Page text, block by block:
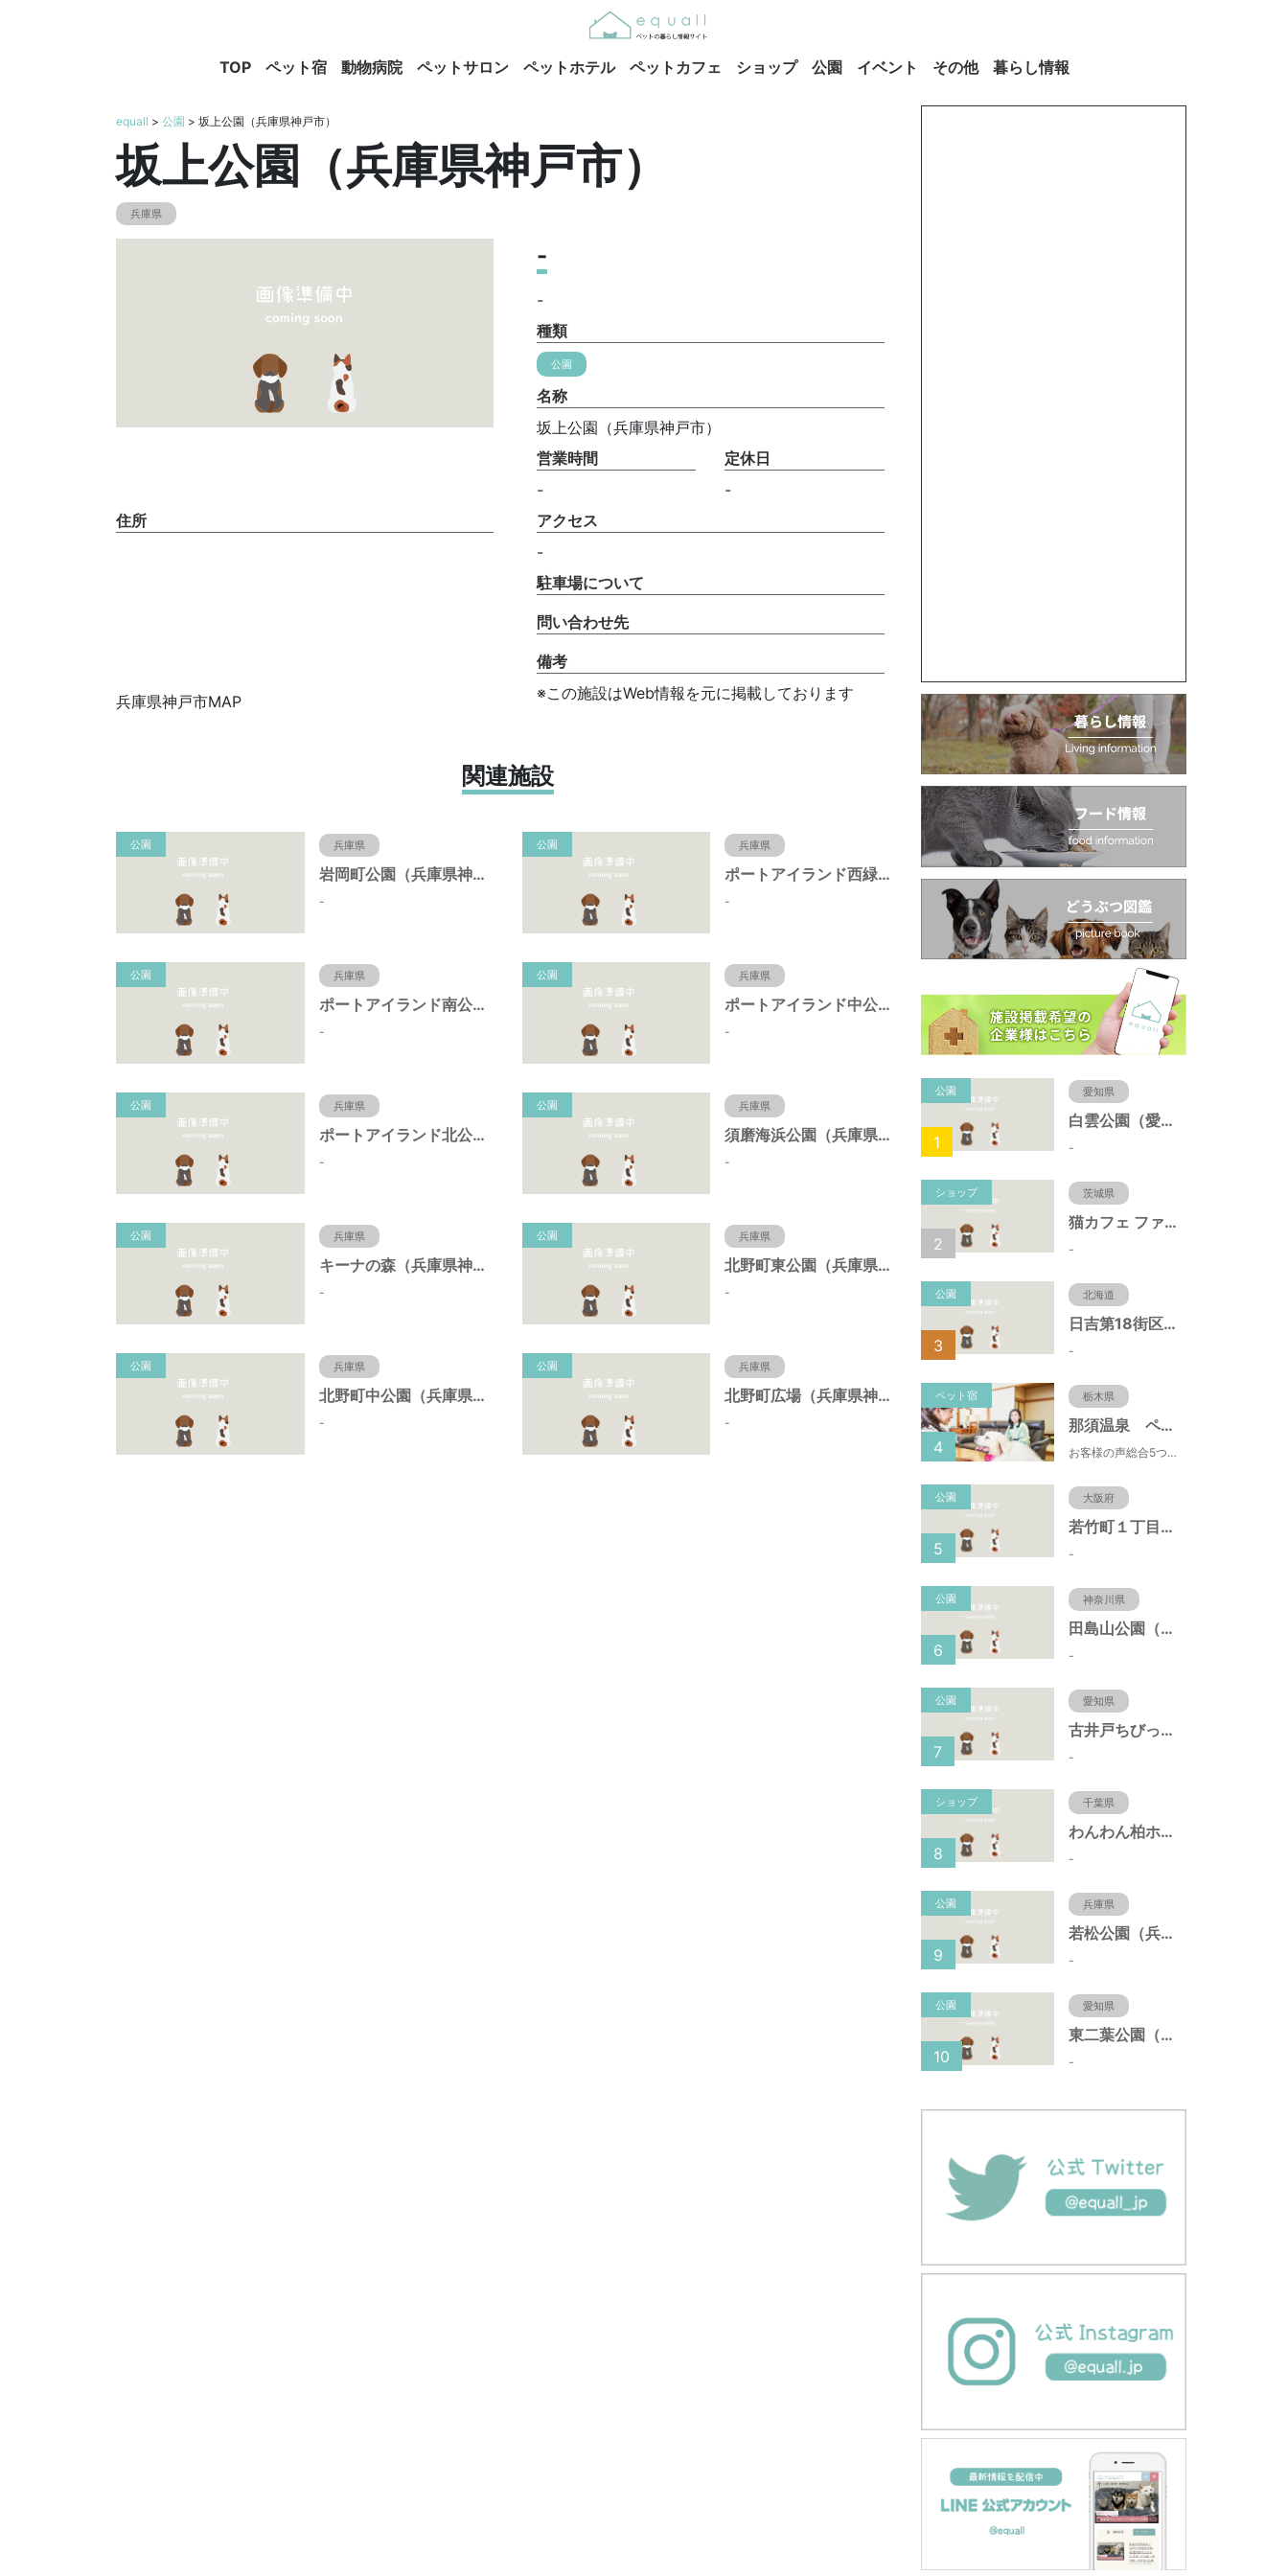
TOP ペット宿 動物病院 ペットサロン ペットホテル ペットカフェ ショップ 公園 イベント その他 暮らし情報
equall > 公園 > 坂上公園（兵庫県神戸市）
坂上公園（兵庫県神戸市）
兵庫県
-
-
種類
公園
名称
坂上公園（兵庫県神戸市）
営業時間
-
定休日
-
住所
兵庫県神戸市MAP
アクセス
-
駐車場について
問い合わせ先
備考
※この施設はWeb情報を元に掲載しております
関連施設
公園 兵庫県
岩岡町公園（兵庫県神戸市）
-
公園 兵庫県
ポートアイランド西緑地（兵庫県神戸市）
-
公園 兵庫県
ポートアイランド南公園（兵庫県神戸市）
-
公園 兵庫県
ポートアイランド中公園（兵庫県神戸市）
-
公園 兵庫県
ポートアイランド北公園（兵庫県神戸市）
-
公園 兵庫県
須磨海浜公園（兵庫県神戸市）
-
公園 兵庫県
キーナの森（兵庫県神戸市）
-
公園 兵庫県
北野町東公園（兵庫県神戸市）
-
公園 兵庫県
北野町中公園（兵庫県神戸市）
-
公園 兵庫県
北野町広場（兵庫県神戸市）
-
公園 愛知県
白雲公園（愛知県名古屋市）
-
1
ショップ 茨城県
猫カフェ ファミリーズ
-
2
公園 北海道
日吉第18街区公園（北海道函館市）
-
3
ペット宿 栃木県
那須温泉 ペット＆スパホテル 那須ワン
お客様の声総合5つ星■1日限定４組貸切風呂■室内ドッグランあり♪
4
公園 大阪府
若竹町１丁目第３公園（大阪府豊中市）
-
5
公園 神奈川県
田島山公園（神奈川県藤沢市）
-
6
公園 愛知県
古井戸ちびっ子広場（愛知県大府市）
-
7
ショップ 千葉県
わんわん柏ホームビレッジ（老犬ホーム・老犬ホテル）
-
8
公園 兵庫県
若松公園（兵庫県神戸市）
-
9
公園 愛知県
東二葉公園（愛知県名古屋市）
-
10